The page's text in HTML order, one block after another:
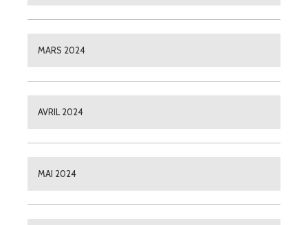
MARS 2024
AVRIL 2024
MAI 2024